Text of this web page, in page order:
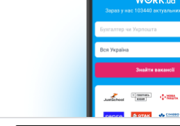
Контакти Про нас
Допомога